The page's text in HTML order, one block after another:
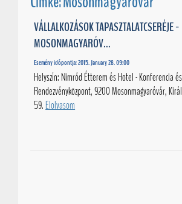
VÁLLALKOZÁSOK TAPASZTALATCSERÉJE -
MOSONMAGYARÓV...
Esemény időpontja: 2015. January 28. 09:00
Helyszín: Nimród Étterem és Hotel - Konferencia és
Rendezvényközpont, 9200 Mosonmagyaróvár,
59. Elolvasom